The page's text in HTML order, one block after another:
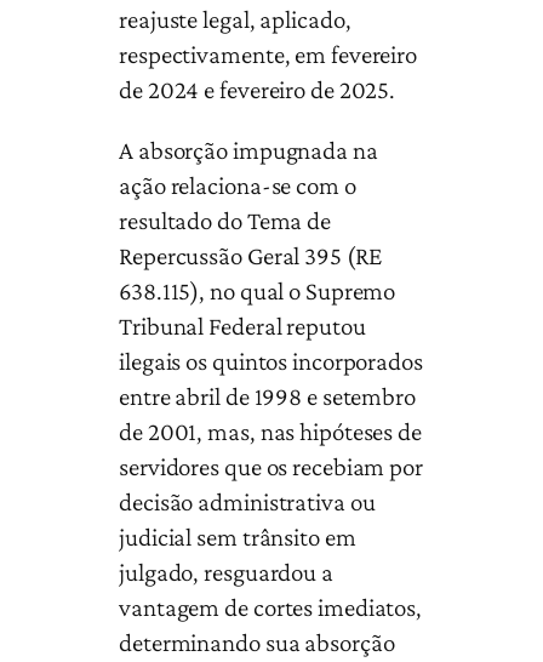
reajuste legal, aplicado,
respectivamente, em fevereiro
de 2024 e fevereiro de 2025.
A absorção impugnada na
ação relaciona-se com o
resultado do Tema de
Repercussão Geral 395 (RE
638.115), no qual o Supremo
Tribunal Federal reputou
ilegais os quintos incorporados
entre abril de 1998 e setembro
de 2001, mas, nas hipóteses de
servidores que os recebiam por
decisão administrativa ou
judicial sem trânsito em
julgado, resguardou a
vantagem de cortes imediatos,
determinando sua absorção